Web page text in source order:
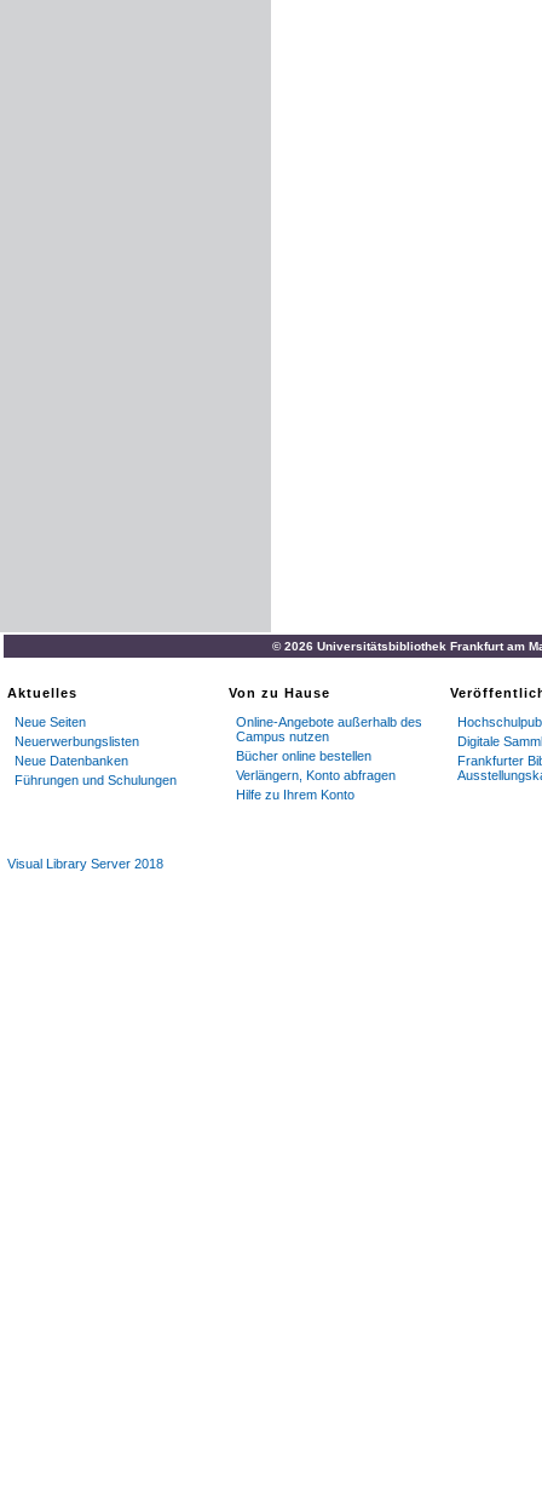
© 2026 Universitätsbibliothek Frankfurt am
Aktuelles
Neue Seiten
Neuerwerbungslisten
Neue Datenbanken
Führungen und Schulungen
Von zu Hause
Online-Angebote außerhalb des
Campus nutzen
Bücher online bestellen
Verlängern, Konto abfragen
Hilfe zu Ihrem Konto
Digitale
Frankfurter
Visual Library Server 2018